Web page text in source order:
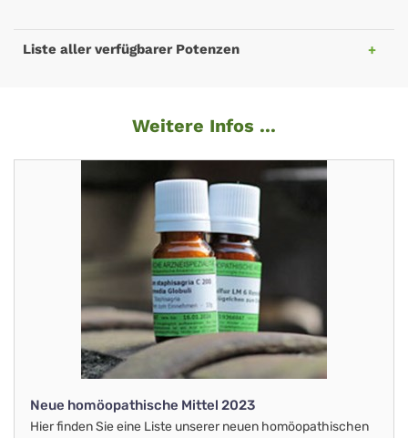
Liste aller verfügbarer Potenzen
Weitere Infos ...
Neue homöopathische Mittel 2023
Hier finden Sie eine Liste unserer neuen homöopathischen